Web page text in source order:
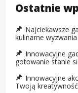
Ostatnie
Najciekawsze
kulinarne wyzwania
Innowacyjne
gotowanie stanie
Innowacyjne
Twoją